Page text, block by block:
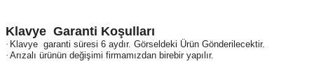
Klavye Garanti Koşulları
Klavye garanti süresi 6 aydır. Görseldeki Ürün Gönderilecektir.
Arızalı ürünün değişimi firmamızdan birebir yapılır.